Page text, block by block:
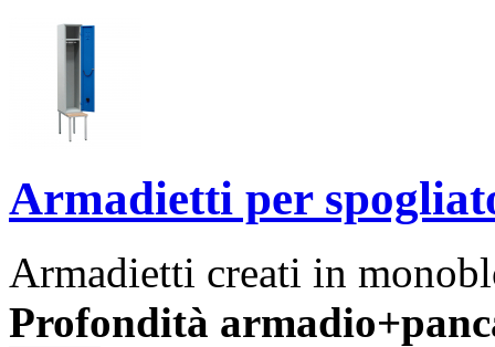
Armadietti per
Armadietti creati in
Profondità